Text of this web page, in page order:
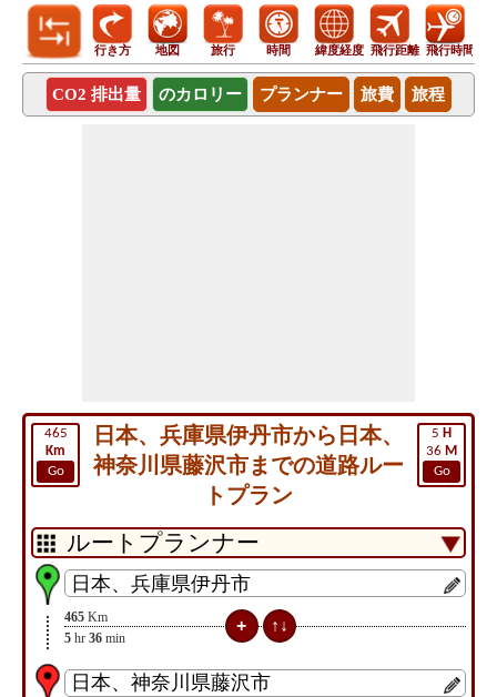
行き方 地図 旅行 時間 緯度経度 飛行距離 飛行時間
CO2 排出量 のカロリー プランナー 旅費 旅程
465
Km
Go
5 H
36 M
Go
日本、兵庫県伊丹市から日本、
神奈川県藤沢市までの道路ルー
トプラン
465 Km
5 hr 36 min